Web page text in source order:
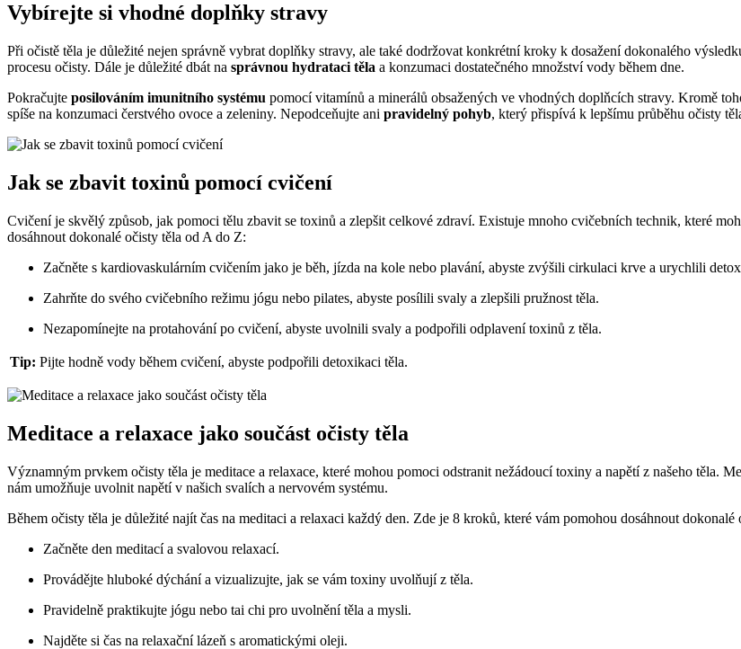
Vybírejte si vhodné doplňky stravy
Při očistě těla je důležité ‍nejen správně vybrat doplňky stravy, ale také dodržovat konkrétní kroky k dosažení‍ dokonalého
procesu očisty. ⁣Dále je důležité dbát⁢ na správnou hydrataci⁢ těla a konzumaci dostatečného množství vody během dne.
Pokračujte posilováním imunitního systému pomocí vitamínů​ a minerálů ​obsažených⁣ ve vhodných doplňcích stravy. Kromě
spíše na konzumaci čerstvého ovoce a zeleniny. Nepodceňujte ani pravidelný pohyb, který přispívá k lepšímu průběhu ⁤očisty
Jak se zbavit toxinů‍ pomocí cvičení
Cvičení je skvělý způsob, jak​ pomoci tělu zbavit se toxinů a zlepšit celkové zdraví. ⁣Existuje mnoho cvičebních technik, které
dosáhnout⁢ dokonalé očisty těla⁤ od A do ​Z:
Začněte s ⁣kardiovaskulárním​ cvičením jako je běh, jízda ‍na kole nebo plavání, abyste zvýšili cirkulaci ⁢krve a urychlili
Zahrňte do svého ⁣cvičebního režimu jógu nebo pilates, abyste posílili svaly ⁤a zlepšili pružnost těla.
Nezapomínejte na‌ protahování po cvičení, abyste uvolnili svaly a ⁢podpořili odplavení toxinů z⁣ těla.
Tip: Pijte ⁢hodně vody během ‍cvičení, abyste podpořili detoxikaci těla.
Meditace a relaxace jako součást očisty těla
Významným prvkem ⁤očisty těla je⁣ meditace‍ a relaxace, které mohou ​pomoci odstranit nežádoucí toxiny a napětí z našeho těla.
nám umožňuje uvolnit‍ napětí v našich svalích ‌a nervovém systému.
Během očisty těla je důležité najít​ čas na‌ meditaci a relaxaci každý‌ den. Zde⁢ je ‍8 kroků, ​které ‌vám pomohou dosáhnout dokonalé
Začněte den meditací a ⁢svalovou relaxací.
Provádějte ‌hluboké dýchání⁢ a vizualizujte, jak se vám toxiny uvolňují z ⁣těla.
Pravidelně​ praktikujte jógu nebo tai chi ​pro ‌uvolnění ⁤těla a ​mysli.
Najděte si čas na relaxační‌ lázeň s aromatickými oleji.